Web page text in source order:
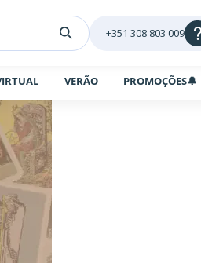
+351 308 803 009
VERÃO PROMOÇÕES🔔